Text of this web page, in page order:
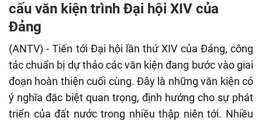
cấu văn kiện trình Đại hội XIV của
Đảng
(ANTV) - Tiến tới Đại hội lần thứ XIV của Đảng, công
tác chuẩn bị dự thảo các văn kiện đang bước vào giai
đoạn hoàn thiện cuối cùng. Đây là những văn kiện có
ý nghĩa đặc biệt quan trọng, định hướng cho sự phát
triển của đất nước trong nhiều thập niên tới. Nhiều